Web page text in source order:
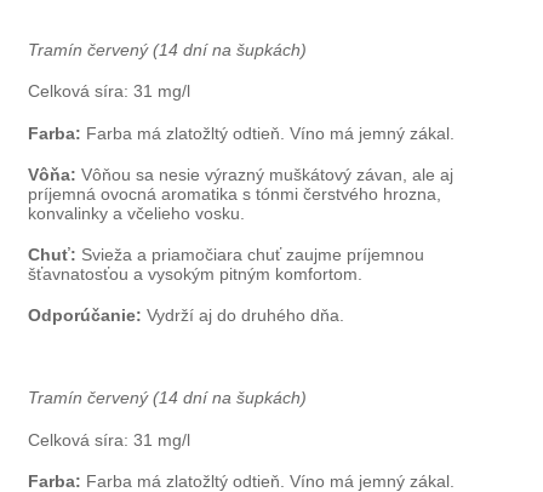
Tramín červený (14 dní na šupkách)
Celková síra: 31 mg/l
Farba: Farba má zlatožltý odtieň. Víno má jemný zákal.
Vôňa: Vôňou sa nesie výrazný muškátový závan, ale aj
príjemná ovocná aromatika s tónmi čerstvého hrozna,
konvalinky a včelieho vosku.
Chuť: Svieža a priamočiara chuť zaujme príjemnou
šťavnatosťou a vysokým pitným komfortom.
Odporúčanie: Vydrží aj do druhého dňa.
Tramín červený (14 dní na šupkách)
Celková síra: 31 mg/l
Farba: Farba má zlatožltý odtieň. Víno má jemný zákal.